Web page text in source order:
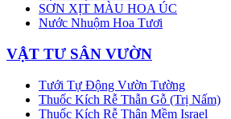
SƠN XỊT MÀU HOA ÚC
Nước Nhuộm Hoa Tươi
VẬT TƯ SÂN VƯỜN
Tưới Tự Động Vườn Tường
Thuốc Kích Rễ Thẫn Gỗ (Trị Nấm)
Thuốc Kích Rễ Thân Mềm Israel